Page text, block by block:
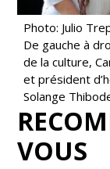
Photo: Julio
De gauche à
de la culture,
et président
Solange
VOUS